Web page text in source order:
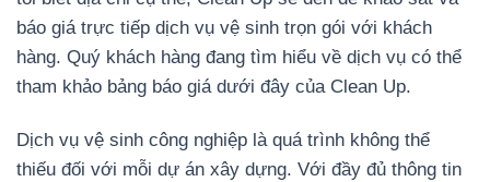
báo giá trực tiếp dịch vụ vệ sinh trọn gói với khách
hàng. Quý khách hàng đang tìm hiểu về dịch vụ có thể
tham khảo bảng báo giá dưới đây của Clean Up.
Dịch vụ vệ sinh công nghiệp là quá trình không thể
thiếu đối với mỗi dự án xây dựng. Với đầy đủ thông tin